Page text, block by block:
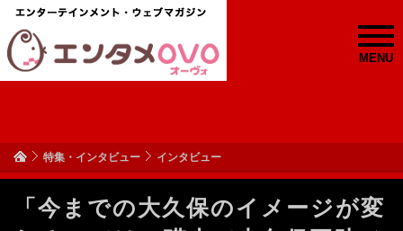
MENU
特集・インタビュー インタビュー
「今までの大久保のイメージが変